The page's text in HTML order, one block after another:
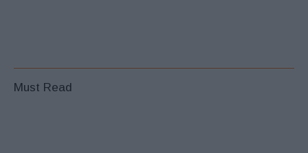
Must Read